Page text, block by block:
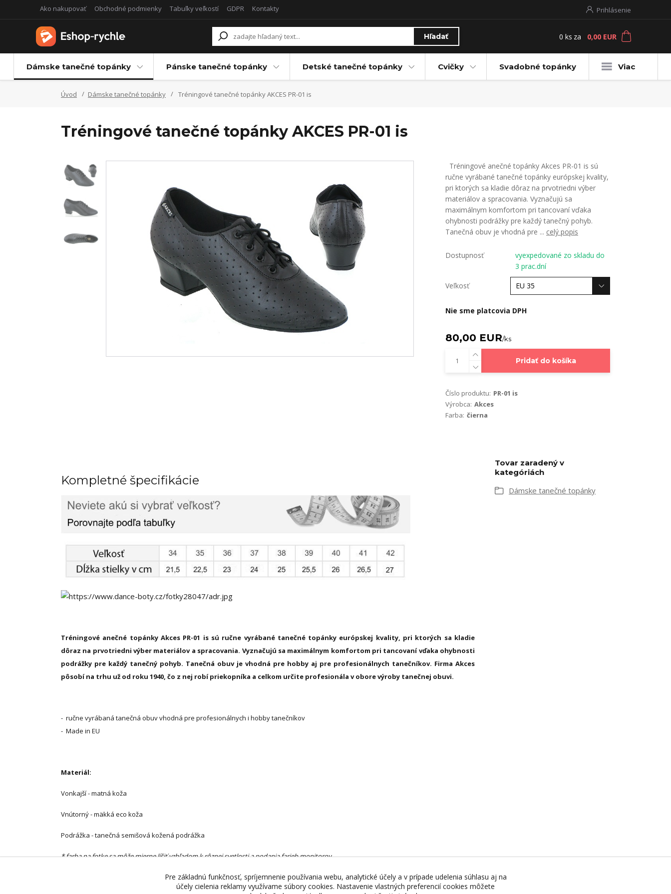
Ako nakupovať Obchodné podmienky Tabuľky veľkostí GDPR Kontakty Prihlásenie
Hľadať 0 ks za 0,00 EUR
Dámske tanečné topánky Pánske tanečné topánky Detské tanečné topánky Cvičky Svadobné topánky Viac
Úvod Dámske tanečné topánky Tréningové tanečné topánky AKCES PR-01 is
Tréningové tanečné topánky AKCES PR-01 is
Tréningové anečné topánky Akces PR-01 is sú
ručne vyrábané tanečné topánky európskej kvality,
pri ktorých sa kladie dôraz na prvotriedni výber
materiálov a spracovania. Vyznačujú sa
maximálnym komfortom pri tancovaní vďaka
ohybnosti podrážky pre každý tanečný pohyb.
Tanečná obuv je vhodná pre ... celý popis
Dostupnosť
vyexpedované zo skladu do
3 prac.dní
Veľkosť
Nie sme platcovia DPH
80,00 EUR/ks
Pridať do košíka
Číslo produktu: PR-01 is
Výrobca: Akces
Farba: čierna
Kompletné špecifikácie
Tréningové anečné topánky Akces PR-01 is sú ručne vyrábané tanečné topánky európskej kvality, pri ktorých sa kladie
dôraz na prvotriedni výber materiálov a spracovania. Vyznačujú sa maximálnym komfortom pri tancovaní vďaka ohybnosti
podrážky pre každý tanečný pohyb. Tanečná obuv je vhodná pre hobby aj pre profesionálnych tanečníkov. Firma Akces
pôsobí na trhu už od roku 1940, čo z nej robí priekopníka a celkom určite profesionála v obore výroby tanečnej obuvi.
- ručne vyrábaná tanečná obuv vhodná pre profesionálnych i hobby tanečníkov
- Made in EU
Materiál:
Vonkajší - matná koža
Vnútorný - mäkká eco koža
Podrážka - tanečná semišová kožená podrážka
* farba na fotke sa môže mierne líšiť vzhľadom k rôznej svetlosti a podania farieb monitorov
Tovar zaradený v
kategóriách
Dámske tanečné topánky
Pre základnú funkčnosť, spríjemnenie používania webu, analytické účely a v prípade udelenia súhlasu aj na
účely cielenia reklamy využívame súbory cookies. Nastavenie vlastných preferencií cookies môžete